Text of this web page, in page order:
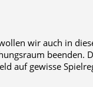
wir auch in
beenden.
auf gewisse